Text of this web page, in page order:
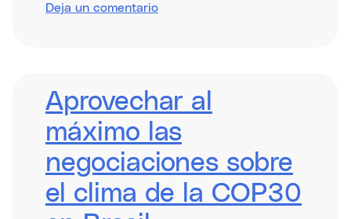
Deja un comentariosobre
COP30
negotiations
Aprovechar al
máximo las
negociaciones sobre
el clima de la COP30